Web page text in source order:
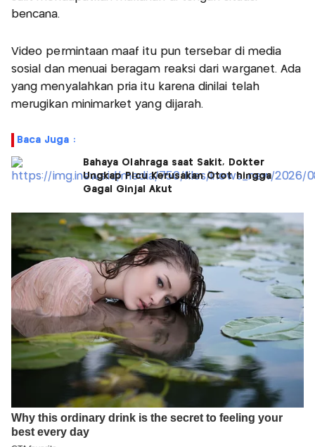
bencana.
Video permintaan maaf itu pun tersebar di media
sosial dan menuai beragam reaksi dari warganet. Ada
yang menyalahkan pria itu karena dinilai telah
merugikan minimarket yang dijarah.
Baca Juga :
Bahaya Olahraga saat Sakit, Dokter
Ungkap Picu Kerusakan Otot hingga
Gagal Ginjal Akut